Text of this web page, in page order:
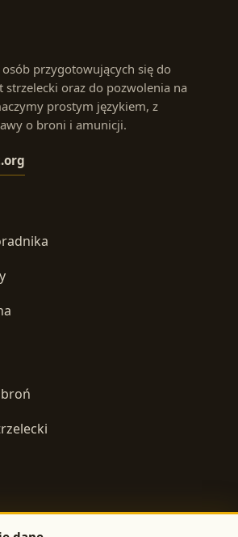
przygotowujących się do
strzelecki oraz do pozwolenia na
prostym językiem, z
o broni i amunicji.